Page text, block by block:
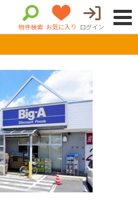
物件検索 お気に入り ログイン